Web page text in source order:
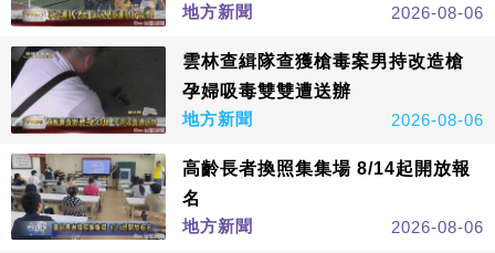
地方新聞
2026-08-06
雲林查緝隊查獲槍毒案男持改造槍
孕婦吸毒雙雙遭送辦
地方新聞
2026-08-06
高齡長者換照集集場 8/14起開放報
名
地方新聞
2026-08-06